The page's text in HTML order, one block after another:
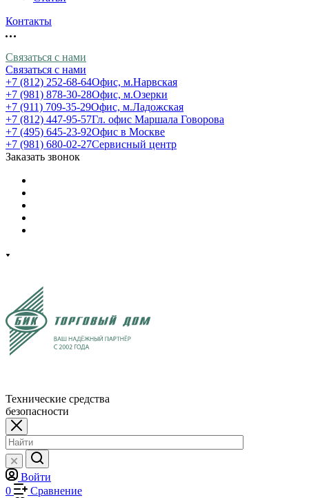
Контакты
Связаться с нами
Связаться с нами
+7 (812) 252-68-64Офис, м.Нарвская
+7 (981) 878-30-28Офис, м.Озерки
+7 (911) 709-35-29Офис, м.Ладожская
+7 (812) 447-95-57Гл. офис Маршала Говорова
+7 (495) 645-23-92Офис в Москве
+7 (981) 680-02-27Сервисный центр
Заказать звонок
Технические средства
безопасности
Войти
0
Сравнение